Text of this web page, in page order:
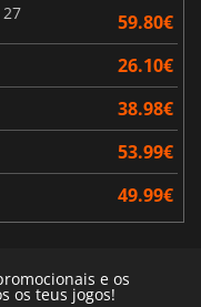
27
59.80€
26.10€
38.98€
53.99€
49.99€
e os
os teus jogos!